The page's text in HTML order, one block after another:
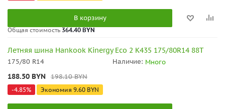
В корзину
Общая стоимость 364.40 BYN
Летняя шина Hankook Kinergy Eco 2 K435 175/80R14 88T
175/80 R14 Наличие: Много
188.50 BYN 198.10BYN
-4.85% Экономия 9.60 BYN